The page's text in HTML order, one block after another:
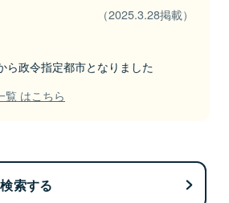
（2025.3.28掲載）
ら政令指定都市となりました
覧 はこちら
索する